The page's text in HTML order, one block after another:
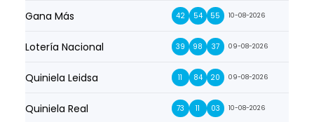
Gana Más 42 54 55 10-08-2026
Lotería Nacional 39 98 37 09-08-2026
Quiniela Leidsa 11 84 20 09-08-2026
Quiniela Real 73 11 03 10-08-2026